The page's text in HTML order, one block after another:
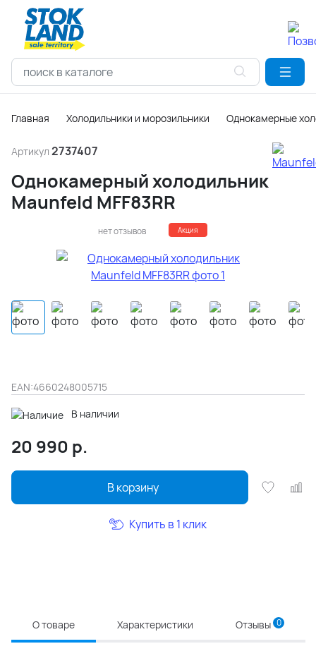
Главная Холодильники и морозильники Однокамерные
Артикул 2737407
Однокамерный холодильник
Maunfeld MFF83RR
нет отзывов Акция
EAN:4660248005715
В наличии
20 990 р.
В корзину
Купить в 1 клик
О товаре Характеристики Отзывы 0